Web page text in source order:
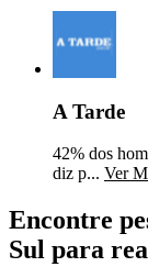
A Tarde
42% dos
diz p... Ver
Encontre
Sul para